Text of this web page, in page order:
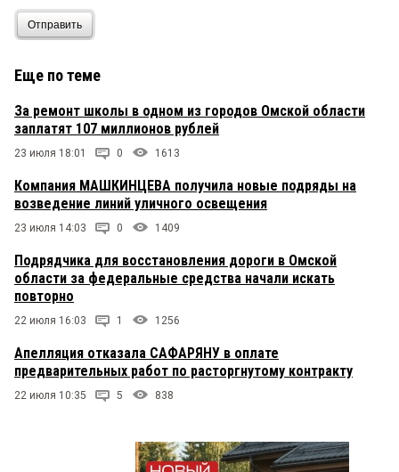
Отправить
Еще по теме
За ремонт школы в одном из городов Омской области
заплатят 107 миллионов рублей
23 июля 18:01 0 1613
Компания МАШКИНЦЕВА получила новые подряды на
возведение линий уличного освещения
23 июля 14:03 0 1409
Подрядчика для восстановления дороги в Омской
области за федеральные средства начали искать
повторно
22 июля 16:03 1 1256
Апелляция отказала САФАРЯНУ в оплате
предварительных работ по расторгнутому контракту
22 июля 10:35 5 838